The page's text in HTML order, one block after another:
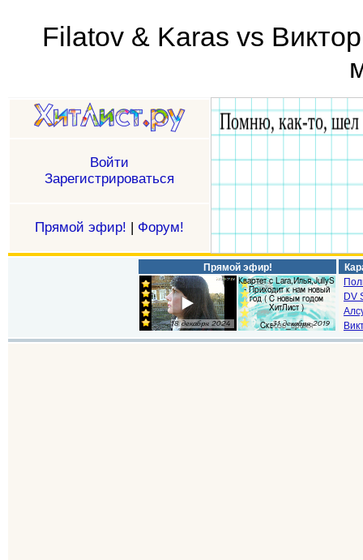
Filatov & Karas vs
Войти
Зарегистрироваться
Прямой эфир! | Форум!
Прямой эфир!
DV